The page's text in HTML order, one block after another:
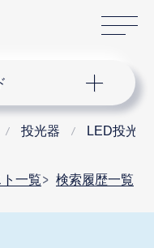
投光器 LED投光器
ト一覧 検索履歴一覧